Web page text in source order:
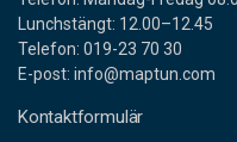
Lunchstängt: 12.00–12.45
Telefon: 019-23 70 30
E-post: info@maptun.com
Kontaktformulär